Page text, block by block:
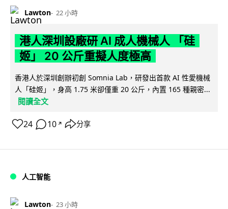
Lawton 22 小時
港人深圳設廠研 AI 成人機械人 「硅
姬」 20 公斤重擬人度極高
香港人於深圳創辦初創 Somnia Lab，研發出首款 AI 性愛機械
人「硅姬」，身高 1.75 米卻僅重 20 公斤，內置 165 種親密...
閱讀全文
24 10 ↗ 分享
人工智能
Lawton 23 小時